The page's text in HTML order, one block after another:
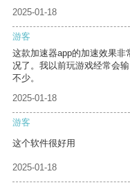
2025-01-18
游客
这款加速器app的加速效果
况了。我以前玩游戏经常会
不少。
2025-01-18
游客
这个软件很好用
2025-01-18